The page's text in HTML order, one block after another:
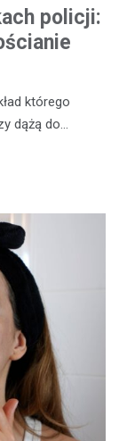
policji:
którego
dążą do…